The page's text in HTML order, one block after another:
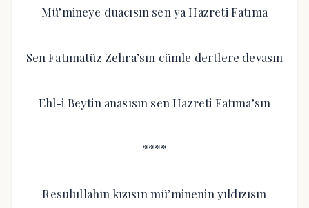
Mü’mineye duacısın sen ya Hazreti Fatıma
Sen Fatımatüz Zehra’sın cümle dertlere devasın
Ehl-i Beytin anasısın sen Hazreti Fatıma’sın
****
Resulullahın kızısın mü’minenin yıldızısın